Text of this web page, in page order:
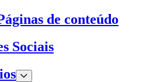
de conteúdo
Sociais